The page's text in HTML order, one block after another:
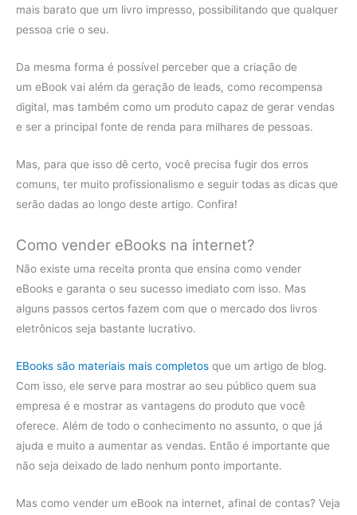
mais barato que um livro impresso, possibilitando que qualquer
pessoa crie o seu.
Da mesma forma é possível perceber que a criação de
um eBook vai além da geração de leads, como recompensa
digital, mas também como um produto capaz de gerar vendas
e ser a principal fonte de renda para milhares de pessoas.
Mas, para que isso dê certo, você precisa fugir dos erros
comuns, ter muito profissionalismo e seguir todas as dicas que
serão dadas ao longo deste artigo. Confira!
Como vender eBooks na internet?
Não existe uma receita pronta que ensina como vender
eBooks e garanta o seu sucesso imediato com isso. Mas
alguns passos certos fazem com que o mercado dos livros
eletrônicos seja bastante lucrativo.
EBooks são materiais mais completos que um artigo de blog.
Com isso, ele serve para mostrar ao seu público quem sua
empresa é e mostrar as vantagens do produto que você
oferece. Além de todo o conhecimento no assunto, o que já
ajuda e muito a aumentar as vendas. Então é importante que
não seja deixado de lado nenhum ponto importante.
Mas como vender um eBook na internet, afinal de contas? Veja